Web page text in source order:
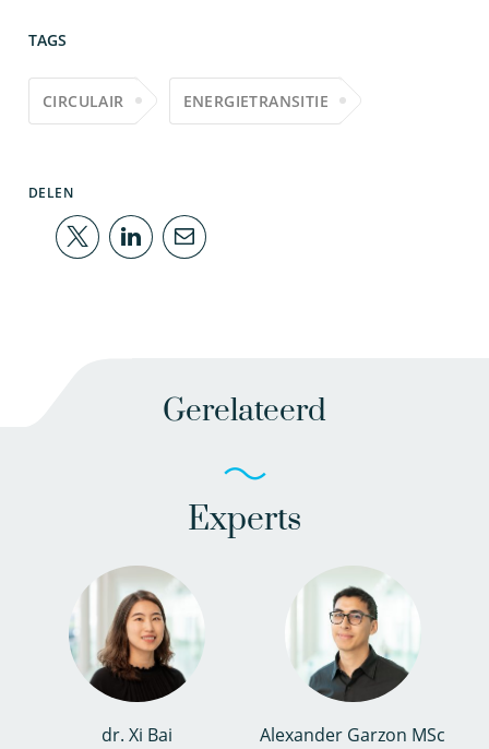
TAGS
CIRCULAIR ENERGIETRANSITIE
DELEN
Gerelateerd
Experts
dr. Xi Bai Alexander Garzon MSc